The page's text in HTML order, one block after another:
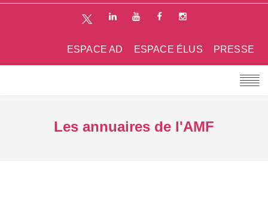
PRESSE
ESPACE ÉLUS
ESPACE AD
Les annuaires de l'AMF